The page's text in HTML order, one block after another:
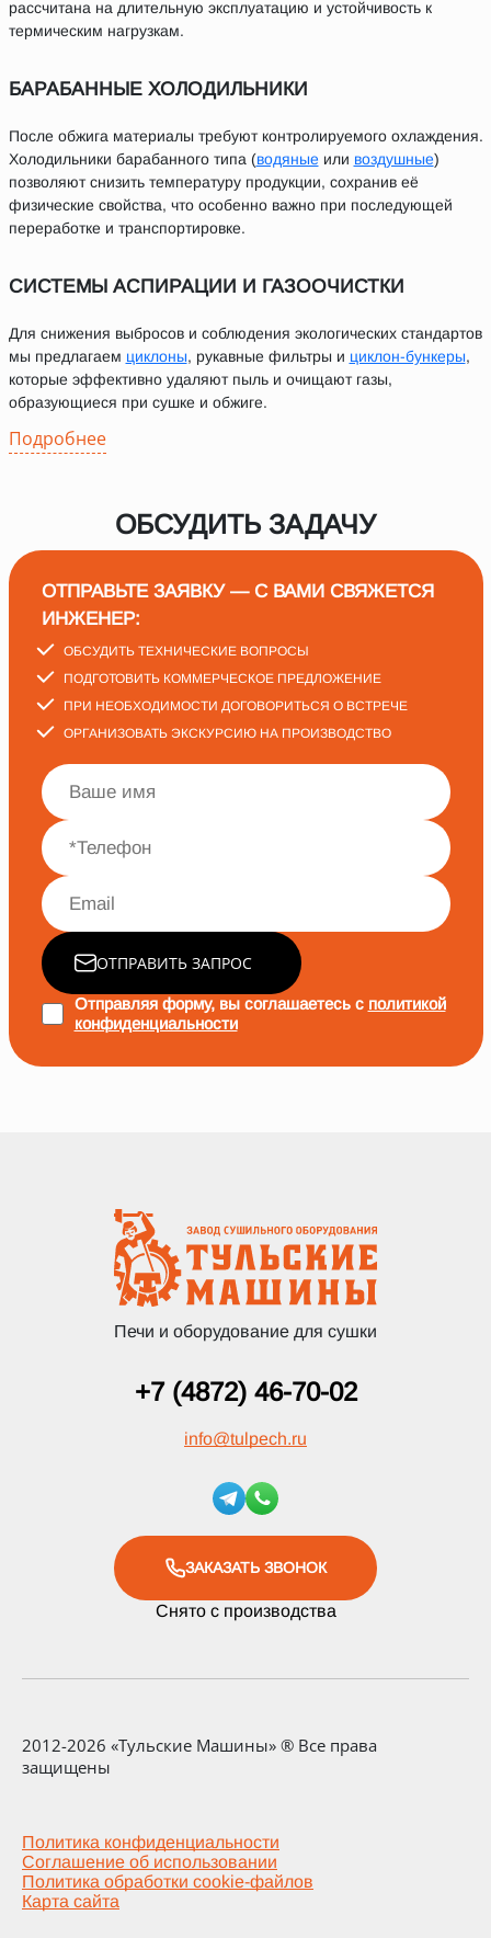
рассчитана на длительную эксплуатацию и устойчивость к
термическим нагрузкам.
БАРАБАННЫЕ ХОЛОДИЛЬНИКИ
После обжига материалы требуют контролируемого охлаждения.
Холодильники барабанного типа (водяные или воздушные)
позволяют снизить температуру продукции, сохранив её
физические свойства, что особенно важно при последующей
переработке и транспортировке.
СИСТЕМЫ АСПИРАЦИИ И ГАЗООЧИСТКИ
Для снижения выбросов и соблюдения экологических стандартов
мы предлагаем циклоны, рукавные фильтры и циклон-бункеры,
которые эффективно удаляют пыль и очищают газы,
образующиеся при сушке и обжиге.
Подробнее
ОБСУДИТЬ ЗАДАЧУ
ОТПРАВЬТЕ ЗАЯВКУ — С ВАМИ СВЯЖЕТСЯ
ИНЖЕНЕР:
ОБСУДИТЬ ТЕХНИЧЕСКИЕ ВОПРОСЫ
ПОДГОТОВИТЬ КОММЕРЧЕСКОЕ ПРЕДЛОЖЕНИЕ
ПРИ НЕОБХОДИМОСТИ ДОГОВОРИТЬСЯ О ВСТРЕЧЕ
ОРГАНИЗОВАТЬ ЭКСКУРСИЮ НА ПРОИЗВОДСТВО
ОТПРАВИТЬ ЗАПРОС
Отправляя форму, вы соглашаетесь с политикой
конфиденциальности
Печи и оборудование для сушки
+7 (4872) 46-70-02
info@tulpech.ru
ЗАКАЗАТЬ ЗВОНОК
Снято с производства
2012-2026 «Тульские Машины» ® Все права
защищены
Политика конфиденциальности
Соглашение об использовании
Политика обработки cookie-файлов
Карта сайта